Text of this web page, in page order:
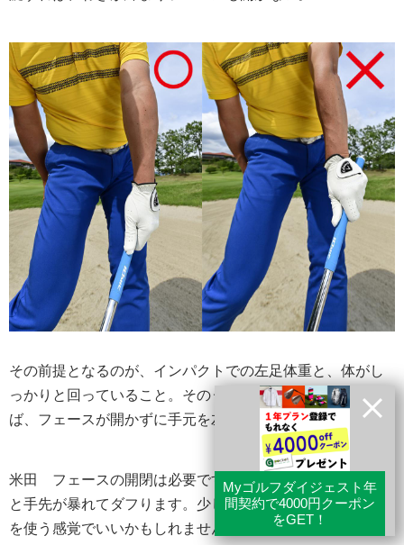
その前提となるのが、インパクトでの左足体重と、体がし
っかりと回っていること。そのうえで左腕を凱旋できれ
ば、フェースが開かずに手元を左に押し込める。
米田 フェースの開閉は必要ですが、開閉量が大きすぎる
と手先が暴れてダフります。少しシャット気味にフェース
を使う感覚でいいかもしれませんね。あとはとにかくビビ